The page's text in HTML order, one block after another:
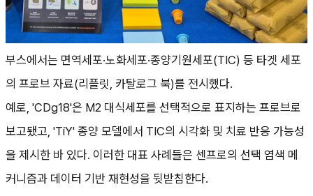
부스에서는 면역세포·노화세포·종양기원세포(TIC) 등 타겟 세포
의 프로브 자료(리플릿, 카탈로그 북)를 전시했다.
예로, 'CDg18'은 M2 대식세포를 선택적으로 표지하는 프로브로
보고됐고, 'TiY' 종양 모델에서 TIC의 시각화 및 치료 반응 가능성
을 제시한 바 있다. 이러한 대표 사례들은 센프로의 선택 염색 메
커니즘과 데이터 기반 재현성을 뒷받침한다.